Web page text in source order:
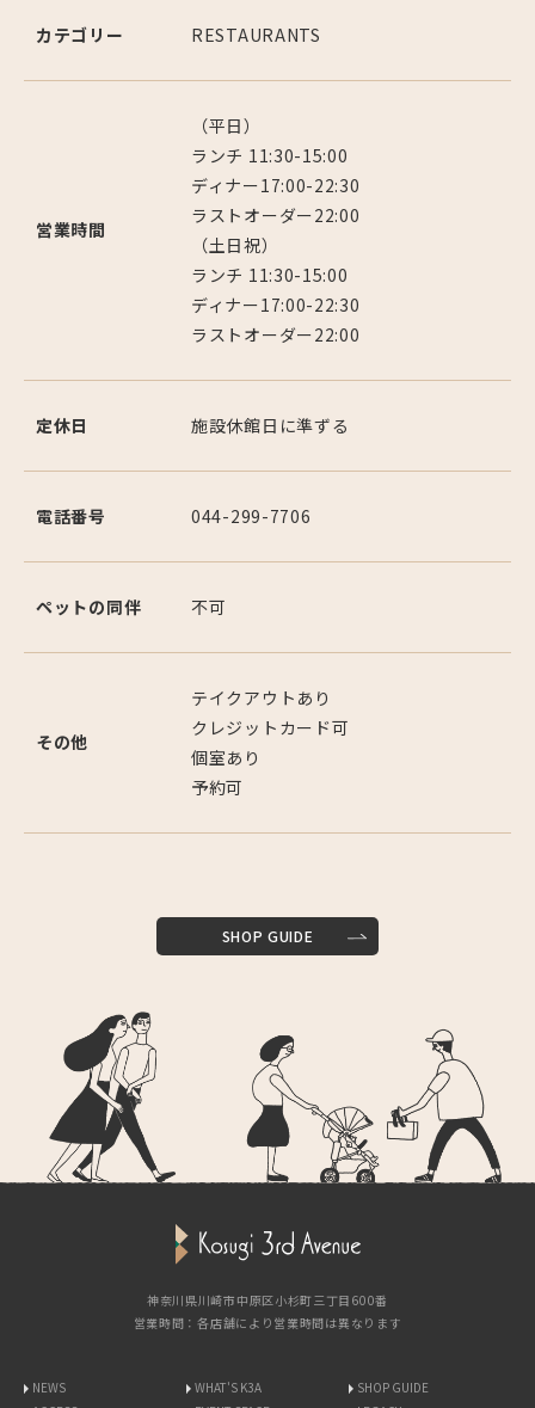
カテゴリー RESTAURANTS
営業時間
（平日）
ランチ 11:30-15:00
ディナー17:00-22:30
ラストオーダー22:00
（土日祝）
ランチ 11:30-15:00
ディナー17:00-22:30
ラストオーダー22:00
定休日 施設休館日に準ずる
電話番号 044-299-7706
ペットの同伴 不可
その他
テイクアウトあり
クレジットカード可
個室あり
予約可
SHOP GUIDE
神奈川県川崎市中原区小杉町三丁目600番
営業時間：各店舗により営業時間は異なります
NEWS WHAT'S K3A
SHOP GUIDE